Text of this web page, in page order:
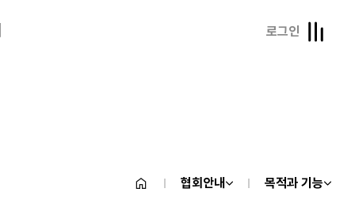
로그인
협회안내 목적과 기능